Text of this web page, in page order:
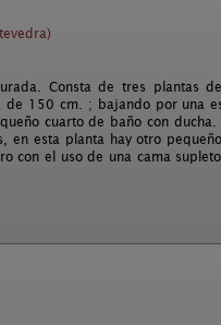
Consta de tres plantas
150 cm. ; bajando por una
cuarto de baño con
en esta planta hay otro
con el uso de una cama